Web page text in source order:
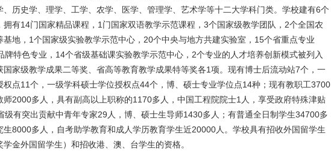
、历史学、理学、工学、农学、医学、管理学、艺术学等十二大学科门类。学校建有6个
拥有14门国家精品课程，1门国家双语教学示范课程，3个国家级教学团队，2个全国农
基地，1个国家级实验教学示范中心，20个中央与地方共建实验室，15个省重点专业
牌特色专业，14个省级基础课实验教学示范中心，2个专业的人才培养创新模式被列入
国家级教学成果二等奖、省高等教育教学成果特等奖各1项。现有博士后流动站7个，一
权点11个，一级学科硕士学位授权点44个，博、硕士专业学位点14种；现有教职工3700
师2000多人，具有副高以上职称的1170多人，中国工程院院士1人，享受政府特殊津贴
级有突出贡献中青年专家29人，博、硕士生导师1430多人；有普通全日制学生34700多
生8000多人，自考助学教育和成人学历教育学生近20000人。学校具有招收外国留学生
学金外国留学生）和招收港、澳、台学生的资格。